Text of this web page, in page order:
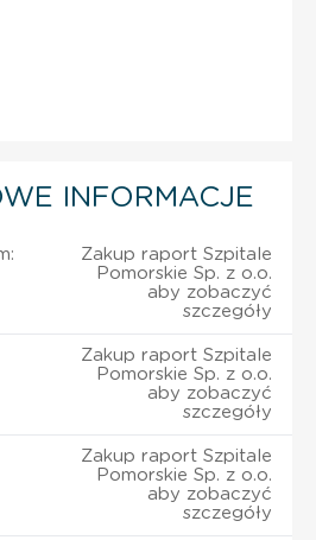
INFORMACJE
Zakup raport Szpitale
Pomorskie Sp. z o.o.
aby zobaczyć
szczegóły
Zakup raport Szpitale
Pomorskie Sp. z o.o.
aby zobaczyć
szczegóły
Zakup raport Szpitale
Pomorskie Sp. z o.o.
aby zobaczyć
szczegóły